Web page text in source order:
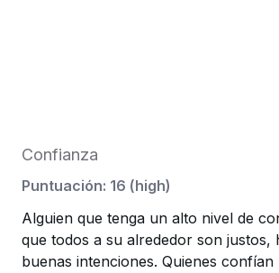
Confianza
Puntuación: 16 (high)
Alguien que tenga un alto nivel de
que todos a su alrededor son justos,
buenas intenciones. Quienes